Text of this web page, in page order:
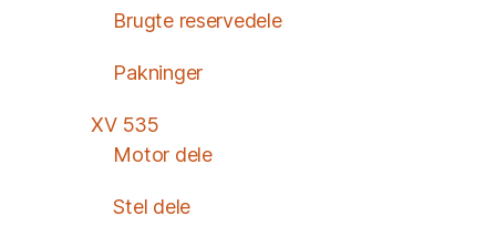
Brugte reservedele
Pakninger
XV 535
Motor dele
Stel dele